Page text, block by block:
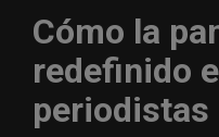
Cómo la
redefinido
periodistas